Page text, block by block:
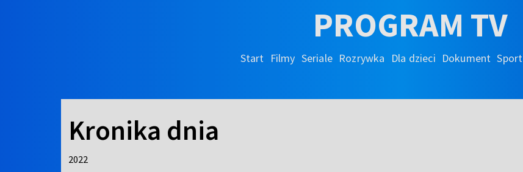
PROGRAM TV
Start Filmy Seriale Rozrywka Dla dzieci Dokument Sport
Kronika dnia
2022